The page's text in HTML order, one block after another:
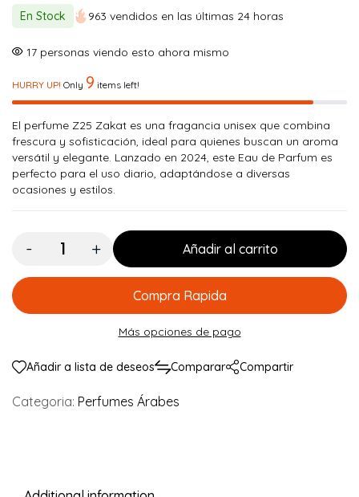
era:
$ 150.000.
es:
$ 134.900.
En Stock 963 vendidos en las últimas 24 horas
9personas viendo esto ahora mismo
HURRY UP! Only 9 items left!
El perfume Z25 Zakat es una fragancia unisex que combina
frescura y sofisticación, ideal para quienes buscan un aroma
versátil y elegante. Lanzado en 2024, este Eau de Parfum es
perfecto para el uso diario, adaptándose a diversas
ocasiones y estilos.
Cantidad:
Añadir al carrito
Compra Rapida
Más opciones de pago
Añadir a lista de deseos Comparar Compartir
Categoria: Perfumes Árabes